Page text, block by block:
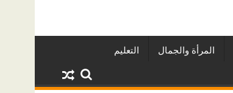
المرأة والجمال التعليم